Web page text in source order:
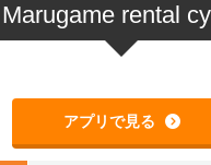
Marugame rental
アプリで見る